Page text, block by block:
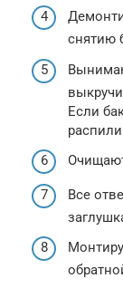
снятию
Если
Все